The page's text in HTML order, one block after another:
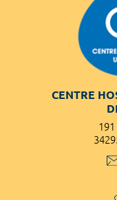
CENTRE